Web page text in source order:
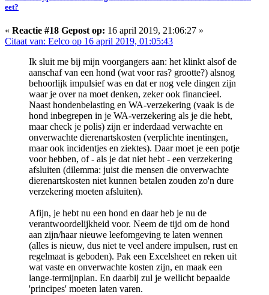
eet?
« Reactie #18 Gepost op: 16 april 2019, 21:06:27 »
Citaat van: Eelco op 16 april 2019, 01:05:43
Ik sluit me bij mijn voorgangers aan: het klinkt alsof de
aanschaf van een hond (wat voor ras? grootte?) alsnog
behoorlijk impulsief was en dat er nog vele dingen zijn
waar je over na moet denken, zeker ook financieel.
Naast hondenbelasting en WA-verzekering (vaak is de
hond inbegrepen in je WA-verzekering als je die hebt,
maar check je polis) zijn er inderdaad verwachte en
onverwachte dierenartskosten (verplichte inentingen,
maar ook incidentjes en ziektes). Daar moet je een potje
voor hebben, of - als je dat niet hebt - een verzekering
afsluiten (dilemma: juist die mensen die onverwachte
dierenartskosten niet kunnen betalen zouden zo'n dure
verzekering moeten afsluiten).
Afijn, je hebt nu een hond en daar heb je nu de
verantwoordelijkheid voor. Neem de tijd om de hond
aan zijn/haar nieuwe leefomgeving te laten wennen
(alles is nieuw, dus niet te veel andere impulsen, rust en
regelmaat is geboden). Pak een Excelsheet en reken uit
wat vaste en onverwachte kosten zijn, en maak een
lange-termijnplan. En daarbij zul je wellicht bepaalde
'principes' moeten laten varen.